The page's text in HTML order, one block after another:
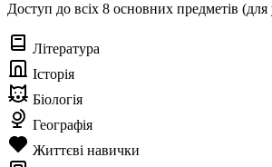
Доступ до всіх 8 основних предметів (для
Література
Історія
Біологія
Географія
Життєві навички